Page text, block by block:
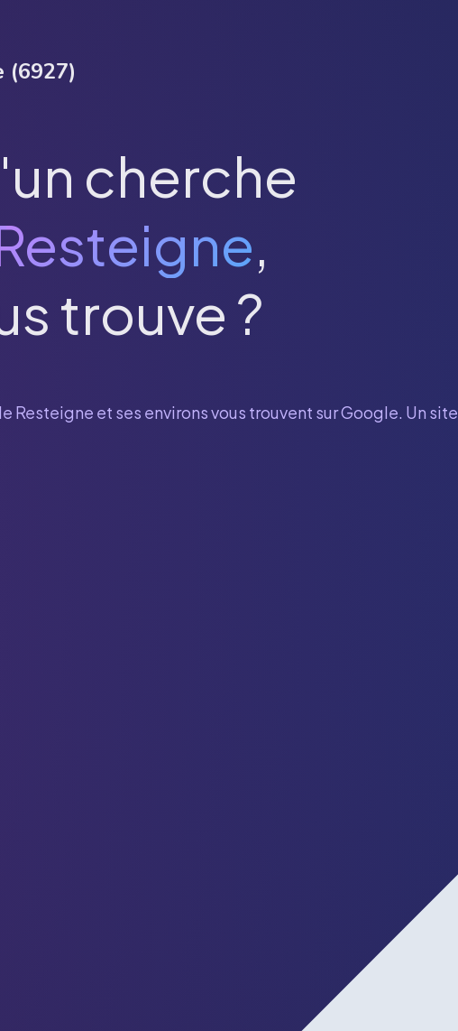
(6927)
cherche
,
trouve ?
Resteigne et ses environs vous trouvent sur Google. Un